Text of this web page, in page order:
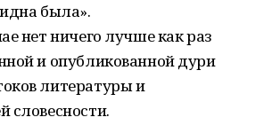
была».
нет ничего лучше как раз
и опубликованной дури
литературы и
словесности.